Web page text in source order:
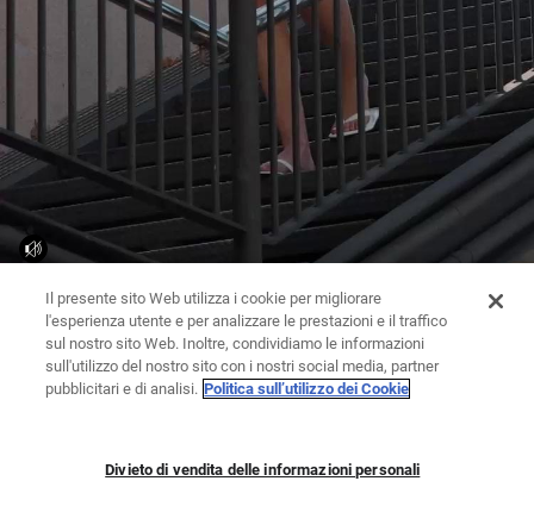
Il presente sito Web utilizza i cookie per migliorare
l'esperienza utente e per analizzare le prestazioni e il traffico
sul nostro sito Web. Inoltre, condividiamo le informazioni
sull'utilizzo del nostro sito con i nostri social media, partner
pubblicitari e di analisi. Politica sull’utilizzo dei Cookie
Divieto di vendita delle informazioni personali